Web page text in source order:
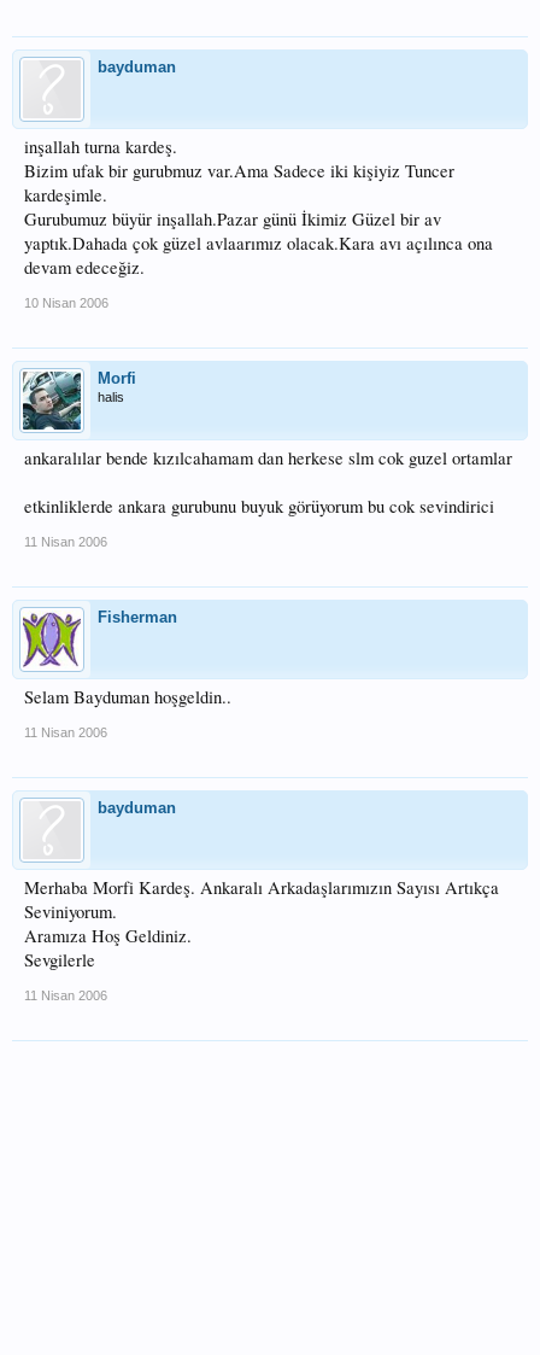
bayduman
inşallah turna kardeş.
Bizim ufak bir gurubmuz var.Ama Sadece iki kişiyiz Tuncer
kardeşimle.
Gurubumuz büyür inşallah.Pazar günü İkimiz Güzel bir av
yaptık.Dahada çok güzel avlaarımız olacak.Kara avı açılınca ona
devam edeceğiz.
10 Nisan 2006
Morfi
halis
ankaralılar bende kızılcahamam dan herkese slm cok guzel ortamlar
etkinliklerde ankara gurubunu buyuk görüyorum bu cok sevindirici
11 Nisan 2006
Fisherman
Selam Bayduman hoşgeldin..
11 Nisan 2006
bayduman
Merhaba Morfi Kardeş. Ankaralı Arkadaşlarımızın Sayısı Artıkça
Seviniyorum.
Aramıza Hoş Geldiniz.
Sevgilerle
11 Nisan 2006